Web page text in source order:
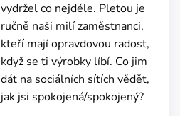
vydržel co nejdéle. Pletou je
ručně naši milí zaměstnanci,
kteří mají opravdovou radost,
když se ti výrobky líbí. Co jim
dát na sociálních sítích vědět,
jak jsi spokojená/spokojený?